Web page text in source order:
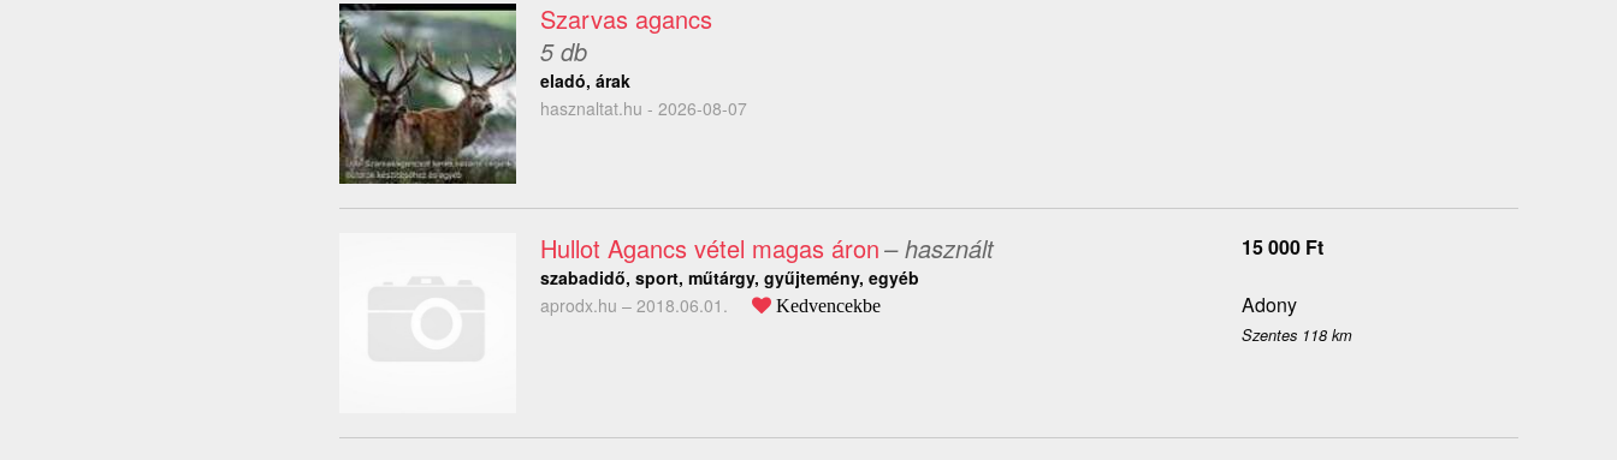
Szarvas agancs
5 db
eladó, árak
hasznaltat.hu - 2026-08-07
Hullot Agancs vétel magas áron– használt
szabadidő, sport, műtárgy, gyűjtemény, egyéb
aprodx.hu – 2018.06.01. Kedvencekbe
15 000 Ft
Adony
Szentes 118 km